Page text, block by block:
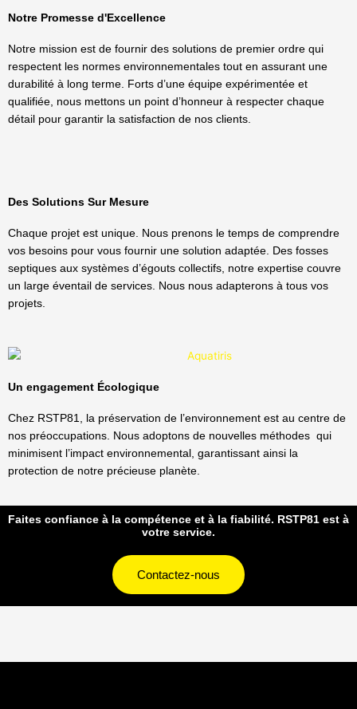
Notre Promesse d'Excellence
Notre mission est de fournir des solutions de premier ordre qui
respectent les normes environnementales tout en assurant une
durabilité à long terme. Forts d’une équipe expérimentée et
qualifiée, nous mettons un point d’honneur à respecter chaque
détail pour garantir la satisfaction de nos clients.
Des Solutions Sur Mesure
Chaque projet est unique. Nous prenons le temps de comprendre
vos besoins pour vous fournir une solution adaptée. Des fosses
septiques aux systèmes d’égouts collectifs, notre expertise couvre
un large éventail de services. Nous nous adapterons à tous vos
projets.
Un engagement Écologique
Chez RSTP81, la préservation de l’environnement est au centre de
nos préoccupations. Nous adoptons de nouvelles méthodes qui
minimisent l’impact environnemental, garantissant ainsi la
protection de notre précieuse planète.
Faites confiance à la compétence et à la fiabilité. RSTP81 est à
votre service.
Contactez-nous